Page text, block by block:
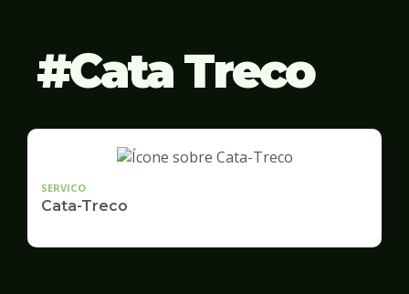
Cata Treco
SERVICO
Cata-Treco